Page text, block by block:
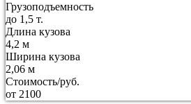
Грузоподъемность
до 1,5 т.
Длина кузова
4,2 м
Ширина кузова
2,06 м
Стоимость/руб.
от 2100